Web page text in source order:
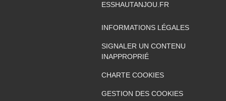
ESSHAUTANJOU.FR
INFORMATIONS LÉGALES
SIGNALER UN CONTENU
INAPPROPRIÉ
CHARTE COOKIES
GESTION DES COOKIES